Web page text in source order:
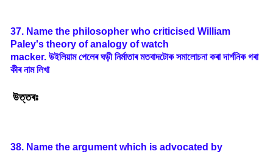
37. Name the philosopher who criticised William
Paley's theory of analogy of watch
macker. উইলিয়াম পেলেৰ ঘড়ী নিৰ্মাতাৰ মতবাদটোক সমালোচনা কৰা দার্শনিক গৰা
কীৰ নাম লিখা
উত্তৰঃ
38. Name the argument which is advocated by